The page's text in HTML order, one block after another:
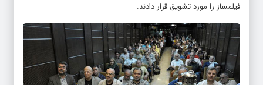
فیلمساز را مورد تشویق قرار دادند.